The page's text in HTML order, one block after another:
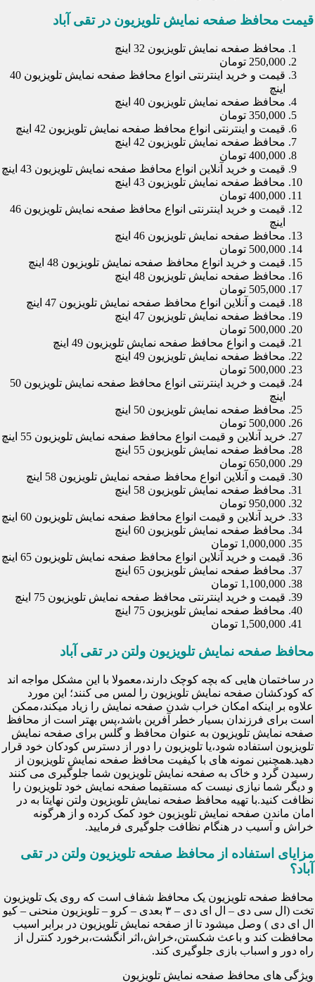
قیمت محافظ صفحه نمایش تلویزیون در تقی آباد
محافظ صفحه نمایش تلویزیون 32 اینچ
250,000 تومان
قیمت و خرید اینترنتی انواع محافظ صفحه نمایش تلویزیون 40
اینچ
محافظ صفحه نمایش تلویزیون 40 اینچ
350,000 تومان
قیمت و اینترنتی انواع محافظ صفحه نمایش تلویزیون 42 اینچ
محافظ صفحه نمایش تلویزیون 42 اینچ
400,000 تومان
قیمت و خرید آنلاین انواع محافظ صفحه نمایش تلویزیون 43 اینچ
محافظ صفحه نمایش تلویزیون 43 اینچ
400,000 تومان
قیمت و خرید اینترنتی انواع محافظ صفحه نمایش تلویزیون 46
اینچ
محافظ صفحه نمایش تلویزیون 46 اینچ
500,000 تومان
قیمت و خرید انواع محافظ صفحه نمایش تلویزیون 48 اینچ
محافظ صفحه نمایش تلویزیون 48 اینچ
505,000 تومان
قیمت و آنلاین انواع محافظ صفحه نمایش تلویزیون 47 اینچ
محافظ صفحه نمایش تلویزیون 47 اینچ
500,000 تومان
قیمت و انواع محافظ صفحه نمایش تلویزیون 49 اینچ
محافظ صفحه نمایش تلویزیون 49 اینچ
500,000 تومان
قیمت و خرید اینترنتی انواع محافظ صفحه نمایش تلویزیون 50
اینچ
محافظ صفحه نمایش تلویزیون 50 اینچ
500,000 تومان
خرید آنلاین و قیمت انواع محافظ صفحه نمایش تلویزیون 55 اینچ
محافظ صفحه نمایش تلویزیون 55 اینچ
650,000 تومان
قیمت و آنلاین انواع محافظ صفحه نمایش تلویزیون 58 اینچ
محافظ صفحه نمایش تلویزیون 58 اینچ
950,000 تومان
خرید آنلاین و قیمت انواع محافظ صفحه نمایش تلویزیون 60 اینچ
محافظ صفحه نمایش تلویزیون 60 اینچ
1,000,000 تومان
قیمت و خرید آنلاین انواع محافظ صفحه نمایش تلویزیون 65 اینچ
محافظ صفحه نمایش تلویزیون 65 اینچ
1,100,000 تومان
قیمت و خرید اینترنتی محافظ صفحه نمایش تلویزیون 75 اینچ
محافظ صفحه نمایش تلویزیون 75 اینچ
1,500,000 تومان
محافظ صفحه نمایش تلویزیون ولتن در تقی آباد
در ساختمان هایی که بچه کوچک دارند،معمولا با این مشکل مواجه اند
که کودکشان صفحه نمایش تلویزیون را لمس می کنند؛ این مورد
علاوه بر اینکه امکان خراب شدن صفحه نمایش را زیاد میکند،ممکن
است برای فرزندان بسیار خطر آفرین باشد،پس بهتر است از محافظ
صفحه نمایش تلویزیون به عنوان محافظ و گلس برای صفحه نمایش
تلویزیون استفاده شود،یا تلویزیون را دور از دسترس کودکان خود قرار
دهید.همچنین نمونه های با کیفیت محافظ صفحه نمایش تلویزیون از
رسیدن گرد و خاک به صفحه نمایش تلویزیون شما جلوگیری می کنند
و دیگر شما نیازی نیست که مستقیما صفحه نمایش خود تلویزیون را
نظافت کنید.با تهیه محافظ صفحه نمایش تلویزیون ولتن نهایتا به در
امان ماندن صفحه نمایش تلویزیون خود کمک کرده و از هرگونه
خراش و آسیب در هنگام نظافت جلوگیری فرمایید.
مزایای استفاده از محافظ صفحه تلویزیون ولتن در تقی
آباد؟
محافظ صفحه تلویزیون یک محافظ شفاف است که روی یک تلویزیون
تخت (ال سی دی – ال ای دی – ۳ بعدی – کرو – تلویزیون منحنی – کیو
ال ای دی ) وصل میشود تا از صفحه نمایش تلویزیون در برابر اسیب
محافظت کند و باعث شکستن،خراش،اثر انگشت،برخورد کنترل از
راه دور و اسباب بازی جلوگیری کند.
ویژگی های محافظ صفحه نمایش تلویزیون